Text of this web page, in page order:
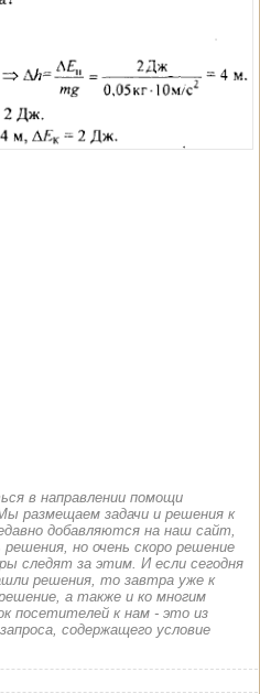
в направлении помощи
размещаем задачи и решения к
добавляются на наш сайт,
но очень скоро решение
следят за этим. И если сегодня
решения, то завтра уже к
а также и ко многим
посетителей к нам - это из
содержащего условие